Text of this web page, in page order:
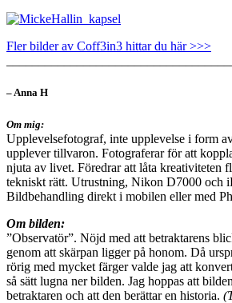
Fler bilder av Coff3in3 hittar du här >>>
– Anna H
Om mig:
Upplevelsefotograf, inte upplevelse i form
upplever tillvaron. Fotograferar för att
njuta av livet. Föredrar att låta kreativiteten
tekniskt rätt. Utrustning, Nikon D7000 och
Bildbehandling direkt i mobilen eller med
Om bilden:
”Observatör”. Nöjd med att betraktarens
genom att skärpan ligger på honom. Då
rörig med mycket färger valde jag att
så sätt lugna ner bilden. Jag hoppas att
betraktaren och att den berättar en historia.